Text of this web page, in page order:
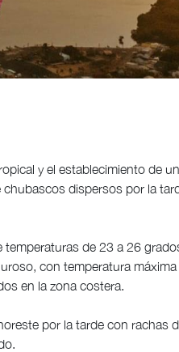
y el establecimiento de
dispersos por la
temperaturas de 23 a 26
con temperatura máxima
en la zona costera.
por la tarde con rachas